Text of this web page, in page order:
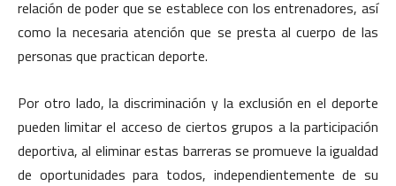
relación de poder que se establece con los entrenadores, así
como la necesaria atención que se presta al cuerpo de las
personas que practican deporte.
Por otro lado, la discriminación y la exclusión en el deporte
pueden limitar el acceso de ciertos grupos a la participación
deportiva, al eliminar estas barreras se promueve la igualdad
de oportunidades para todos, independientemente de su